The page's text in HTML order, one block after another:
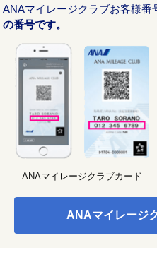
ANAマイレージクラブお客様番
の番号です。
ANAマイレージクラブカード
ANAマイレージ